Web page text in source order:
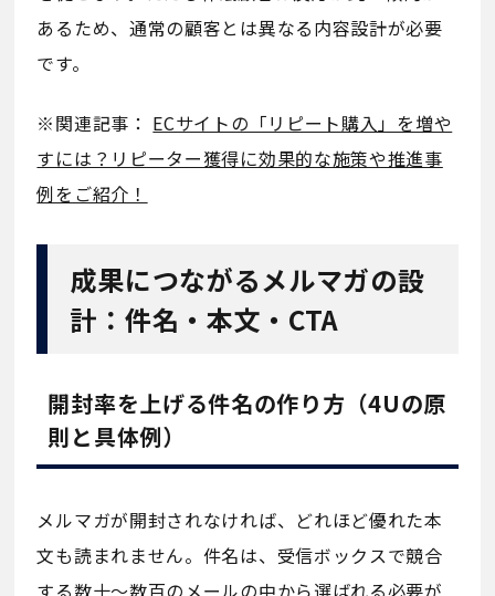
あるため、通常の顧客とは異なる内容設計が必要
です。
※関連記事： ECサイトの「リピート購入」を増や
すには？リピーター獲得に効果的な施策や推進事
例をご紹介！
成果につながるメルマガの設
計：件名・本文・CTA
開封率を上げる件名の作り方（4Uの原
則と具体例）
メルマガが開封されなければ、どれほど優れた本
文も読まれません。件名は、受信ボックスで競合
する数十〜数百のメールの中から選ばれる必要が